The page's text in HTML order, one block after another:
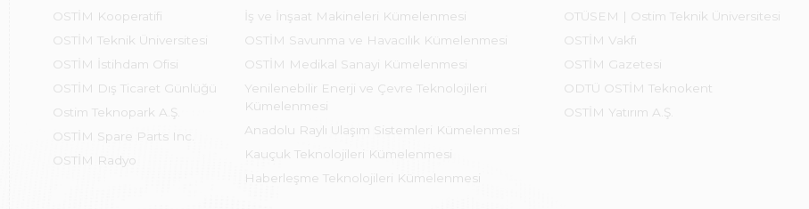
OSTİM Kooperatifi
OSTİM Teknik Üniversitesi
OSTİM İstihdam Ofisi
OSTİM Dış Ticaret Günlüğü
Ostim Teknopark A.Ş.
OSTİM Spare Parts Inc.
OSTİM Radyo
İş ve İnşaat Makineleri Kümelenmesi
OSTİM Savunma ve Havacılık Kümelenmesi
OSTİM Medikal Sanayi Kümelenmesi
Yenilenebilir Enerji ve Çevre Teknolojileri
Kümelenmesi
Anadolu Raylı Ulaşım Sistemleri Kümelenmesi
Kauçuk Teknolojileri Kümelenmesi
Haberleşme Teknolojileri Kümelenmesi
OTÜSEM | Ostim Teknik Üniversitesi
OSTİM Vakfı
OSTİM Gazetesi
ODTÜ OSTİM Teknokent
OSTİM Yatırım A.Ş.